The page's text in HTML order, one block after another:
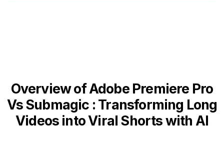
Overview of Adobe Premiere Pro
Vs Submagic : Transforming Long
Videos into Viral Shorts with AI